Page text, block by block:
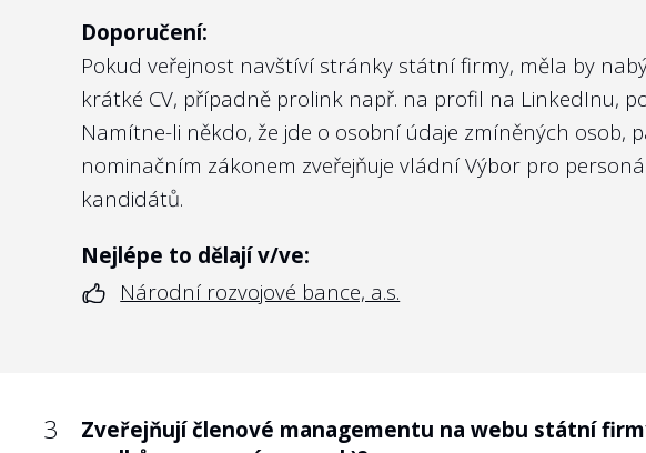
Doporučení:
Vzhledem k tomu, že jde o firmy 100% vlastněné státem,
rozumný důvod, proč alespoň v základních parametrech
obchodní společnosti kotované na burze musí být ze
akcionářům. Podobně transparentní by měly být i státní
Nejlépe to dělají v/ve:
Lesích České republiky, s.p.
Doporučení:
Pokud veřejnost navštíví stránky státní firmy, měla by
krátké CV, případně prolink např. na profil na LinkedInu,
Namítne-li někdo, že jde o osobní údaje zmíněných osob,
nominačním zákonem zveřejňuje vládní Výbor pro
kandidátů.
Nejlépe to dělají v/ve:
Národní rozvojové bance, a.s.
3
Zveřejňují členové managementu na webu státní